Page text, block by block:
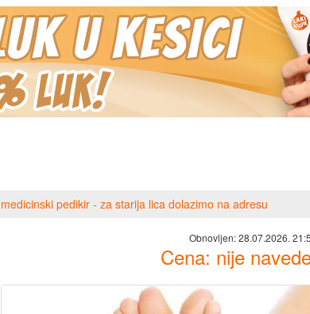
pedikir - za starija lica dolazimo na adresu
Obnovljen:28.07.2026.
Cena: nije